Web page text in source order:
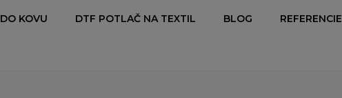
KOVU DTF POTLAČ NA TEXTIL BLOG REFERENCIE